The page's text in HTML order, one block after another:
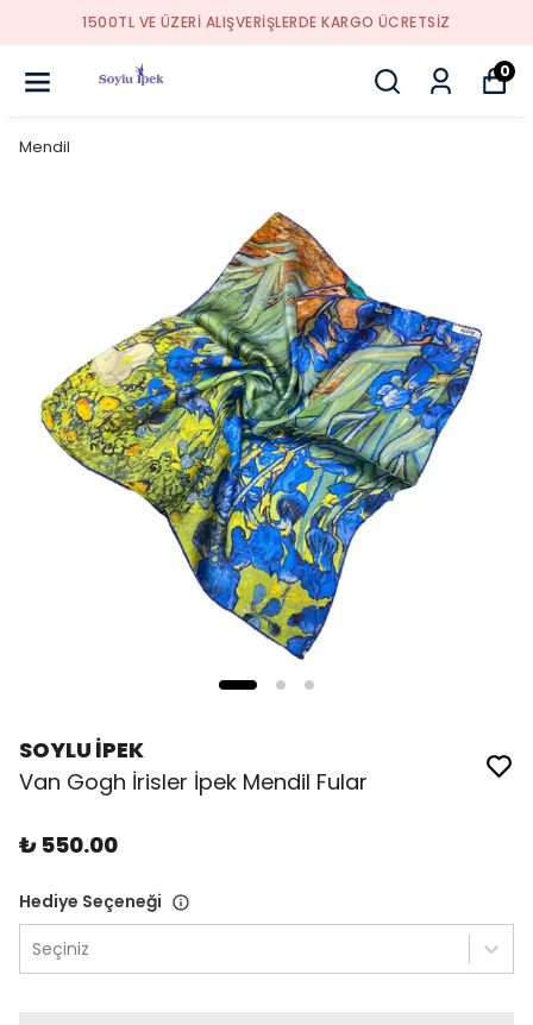
1500TL VE ÜZERİ ALIŞVERİŞLERDE KARGO ÜCRETSİZ
0
Mendil
SOYLU İPEK
Van Gogh İrisler İpek Mendil Fular
₺ 550.00
Hediye Seçeneği
Seçiniz